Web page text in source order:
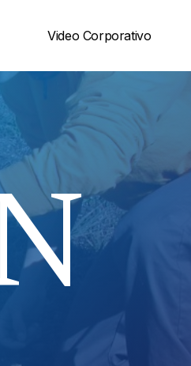
Video Corporativo